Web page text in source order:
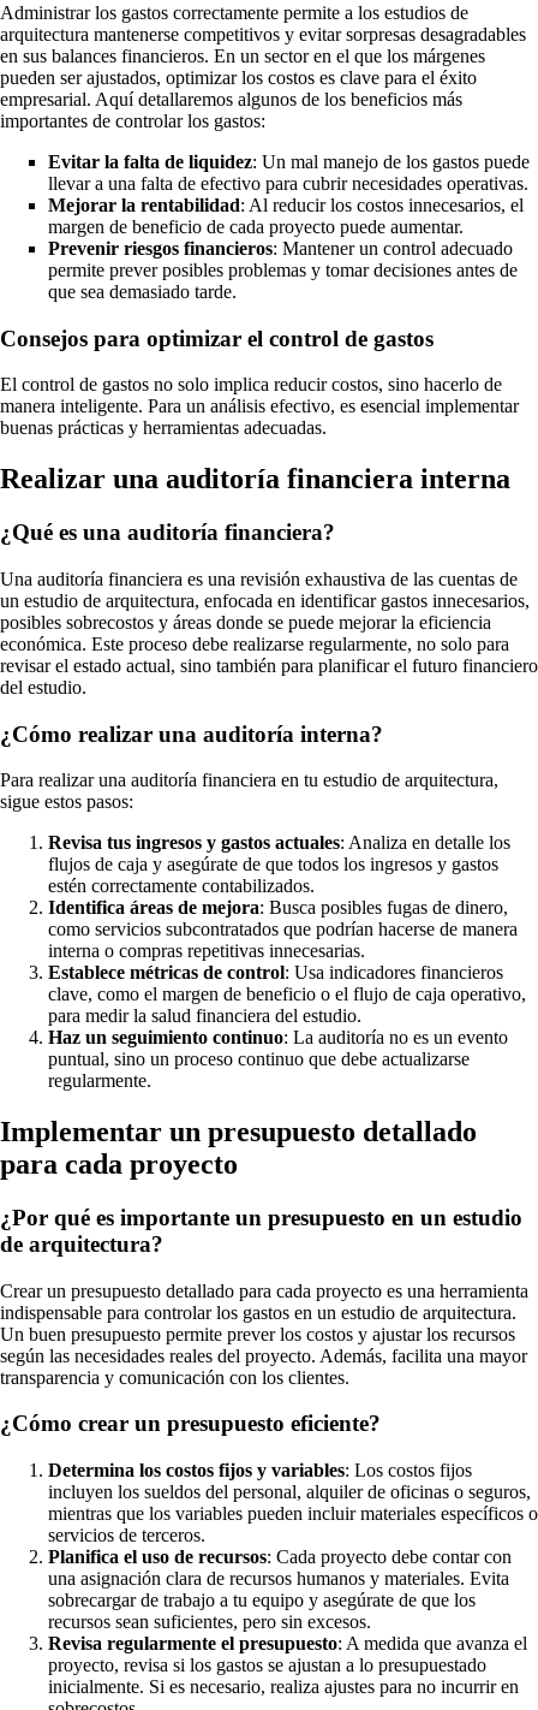
Administrar los gastos correctamente permite a los estudios de
arquitectura mantenerse competitivos y evitar sorpresas desagradables
en sus balances financieros. En un sector en el que los márgenes
pueden ser ajustados, optimizar los costos es clave para el éxito
empresarial. Aquí detallaremos algunos de los beneficios más
importantes de controlar los gastos:
Evitar la falta de liquidez: Un mal manejo de los gastos puede
llevar a una falta de efectivo para cubrir necesidades operativas.
Mejorar la rentabilidad: Al reducir los costos innecesarios, el
margen de beneficio de cada proyecto puede aumentar.
Prevenir riesgos financieros: Mantener un control adecuado
permite prever posibles problemas y tomar decisiones antes de
que sea demasiado tarde.
Consejos para optimizar el control de gastos
El control de gastos no solo implica reducir costos, sino hacerlo de
manera inteligente. Para un análisis efectivo, es esencial implementar
buenas prácticas y herramientas adecuadas.
Realizar una auditoría financiera interna
¿Qué es una auditoría financiera?
Una auditoría financiera es una revisión exhaustiva de las cuentas de
un estudio de arquitectura, enfocada en identificar gastos innecesarios,
posibles sobrecostos y áreas donde se puede mejorar la eficiencia
económica. Este proceso debe realizarse regularmente, no solo para
revisar el estado actual, sino también para planificar el futuro financiero
del estudio.
¿Cómo realizar una auditoría interna?
Para realizar una auditoría financiera en tu estudio de arquitectura,
sigue estos pasos:
Revisa tus ingresos y gastos actuales: Analiza en detalle los
flujos de caja y asegúrate de que todos los ingresos y gastos
estén correctamente contabilizados.
Identifica áreas de mejora: Busca posibles fugas de dinero,
como servicios subcontratados que podrían hacerse de manera
interna o compras repetitivas innecesarias.
Establece métricas de control: Usa indicadores financieros
clave, como el margen de beneficio o el flujo de caja operativo,
para medir la salud financiera del estudio.
Haz un seguimiento continuo: La auditoría no es un evento
puntual, sino un proceso continuo que debe actualizarse
regularmente.
Implementar un presupuesto detallado
para cada proyecto
¿Por qué es importante un presupuesto en un estudio
de arquitectura?
Crear un presupuesto detallado para cada proyecto es una herramienta
indispensable para controlar los gastos en un estudio de arquitectura.
Un buen presupuesto permite prever los costos y ajustar los recursos
según las necesidades reales del proyecto. Además, facilita una mayor
transparencia y comunicación con los clientes.
¿Cómo crear un presupuesto eficiente?
Determina los costos fijos y variables: Los costos fijos
incluyen los sueldos del personal, alquiler de oficinas o seguros,
mientras que los variables pueden incluir materiales específicos o
servicios de terceros.
Planifica el uso de recursos: Cada proyecto debe contar con
una asignación clara de recursos humanos y materiales. Evita
sobrecargar de trabajo a tu equipo y asegúrate de que los
recursos sean suficientes, pero sin excesos.
Revisa regularmente el presupuesto: A medida que avanza el
proyecto, revisa si los gastos se ajustan a lo presupuestado
inicialmente. Si es necesario, realiza ajustes para no incurrir en